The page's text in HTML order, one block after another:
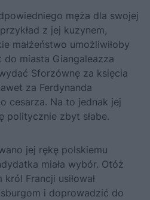
męża dla swojej
z jej kuzynem,
małżeństwo umożliwiłoby
miasta Giangaleazza
Sforzównę za księcia
za Ferdynanda
cesarza. Na to jednak jej
politycznie zbyt słabe.
jej rękę polskiemu
miała wybór. Otóż
Francji usiłował
i doprowadzić do